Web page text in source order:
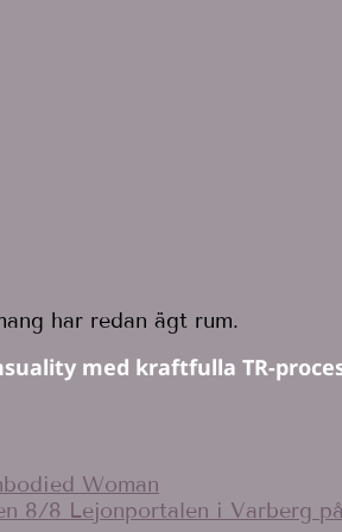
har redan ägt rum.
med kraftfulla TR-
Woman
8/8 Lejonportalen i Varberg